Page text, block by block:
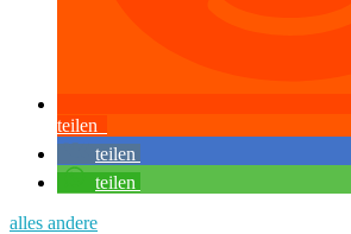
teilen
teilen
teilen
alles andere